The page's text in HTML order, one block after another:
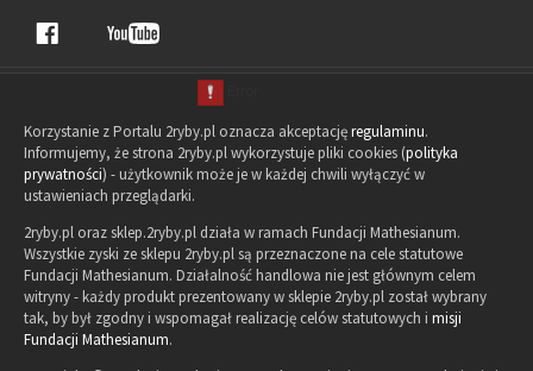
Korzystanie z Portalu 2ryby.pl oznacza akceptacjęregulaminu.
Informujemy, że strona 2ryby.pl wykorzystuje pliki cookies (polityka
prywatności) - użytkownik może je w każdej chwili wyłączyć w
ustawieniach przeglądarki.
2ryby.pl oraz sklep.2ryby.pl działa w ramach Fundacji Mathesianum.
Wszystkie zyski ze sklepu 2ryby.pl są przeznaczone na cele statutowe
Fundacji Mathesianum. Działalność handlowa nie jest głównym celem
witryny - każdy produkt prezentowany w sklepie 2ryby.pl został wybrany
tak, by był zgodny i wspomagał realizację celów statutowych i misji
Fundacji Mathesianum.